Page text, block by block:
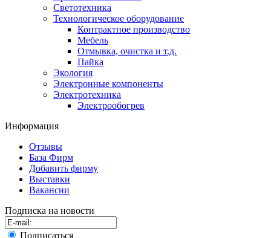
Светотехника
Технологическое оборудование
Контрактное производство
Мебель
Отмывка, очистка и т.д.
Пайка
Экология
Электронные компоненты
Электротехника
Электрообогрев
Информация
Отзывы
База Фирм
Добавить фирму
Выставки
Вакансии
Подписка на новости
Подписаться